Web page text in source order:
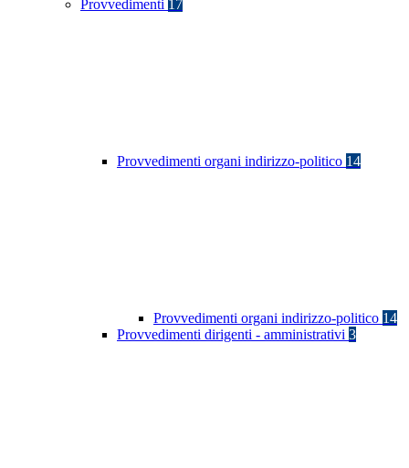
Provvedimenti 17
Provvedimenti organi indirizzo-politico 14
Provvedimenti organi indirizzo-politico 14
Provvedimenti dirigenti - amministrativi 3